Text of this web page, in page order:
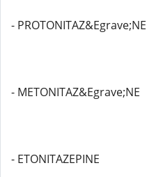
- PROTONITAZ&Egrave;NE
- METONITAZ&Egrave;NE
- ETONITAZEPINE